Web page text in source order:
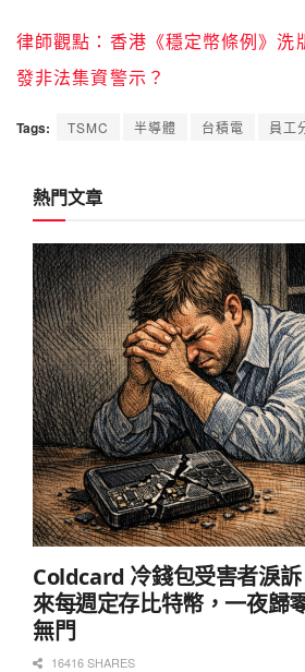
律師觀點：香港《穩定幣條例》洗
發非法集資警示？
Tags: TSMC 半導體 台積電 員工
熱門文章
Coldcard 冷錢包受害者淚
來每週定存比特幣，一夜歸
無門
16416 SHARES